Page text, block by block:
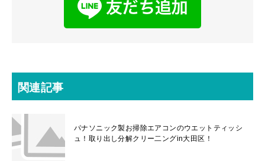
関連記事
パナソニック製お掃除エアコンのウエットティッシ
ュ！取り出し分解クリー二ングin大田区！